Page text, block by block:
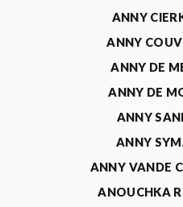
ANNY
ANNY
ANNY DE
ANNY DE
ANNY
ANNY
ANNY VANDE
ANOUCHKA